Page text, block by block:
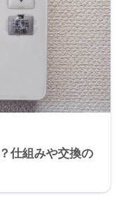
仕組みや交換の